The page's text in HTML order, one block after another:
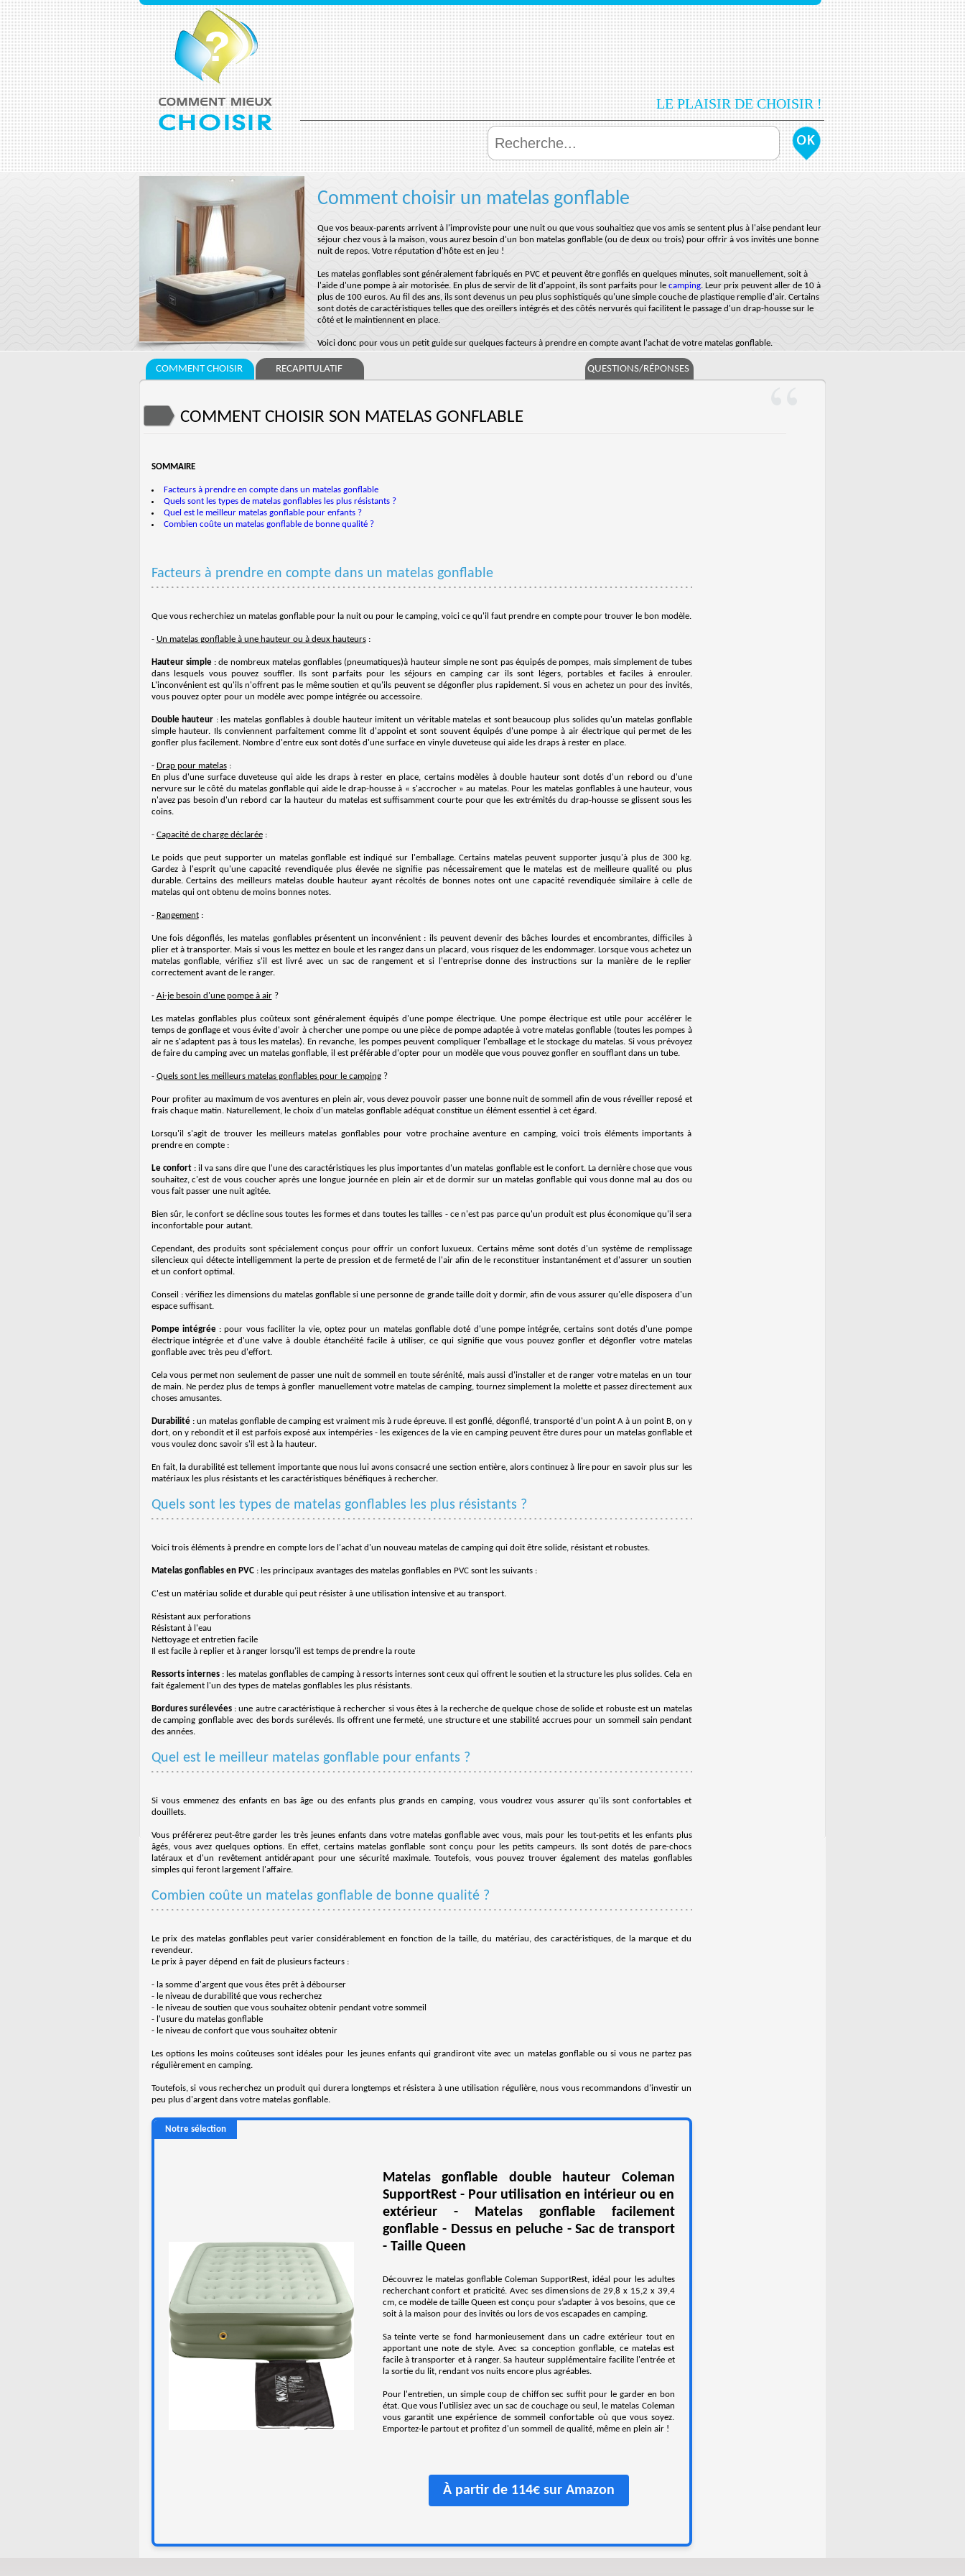
LE PLAISIR DE CHOISIR !
Comment choisir un matelas gonflable
Que vos beaux-parents arrivent à l'improviste pour une nuit ou que vous souhaitiez que vos amis se sentent plus à l'aise pendant leur
séjour chez vous à la maison, vous aurez besoin d'un bon matelas gonflable (ou de deux ou trois) pour offrir à vos invités une bonne
nuit de repos. Votre réputation d'hôte est en jeu !
Les matelas gonflables sont généralement fabriqués en PVC et peuvent être gonflés en quelques minutes, soit manuellement, soit à
l'aide d'une pompe à air motorisée. En plus de servir de lit d'appoint, ils sont parfaits pour le camping. Leur prix peuvent aller de 10 à
plus de 100 euros. Au fil des ans, ils sont devenus un peu plus sophistiqués qu'une simple couche de plastique remplie d'air. Certains
sont dotés de caractéristiques telles que des oreillers intégrés et des côtés nervurés qui facilitent le passage d'un drap-housse sur le
côté et le maintiennent en place.
Voici donc pour vous un petit guide sur quelques facteurs à prendre en compte avant l'achat de votre matelas gonflable.
COMMENT CHOISIR RECAPITULATIF QUESTIONS/RÉPONSES
COMMENT CHOISIR SON MATELAS GONFLABLE
SOMMAIRE
Facteurs à prendre en compte dans un matelas gonflable
Quels sont les types de matelas gonflables les plus résistants ?
Quel est le meilleur matelas gonflable pour enfants ?
Combien coûte un matelas gonflable de bonne qualité ?
Facteurs à prendre en compte dans un matelas gonflable
Que vous recherchiez un matelas gonflable pour la nuit ou pour le camping, voici ce qu'il faut prendre en compte pour trouver le bon modèle.
- Un matelas gonflable à une hauteur ou à deux hauteurs:
Hauteur simple: de nombreux matelas gonflables (pneumatiques)à hauteur simple ne sont pas équipés de pompes, mais simplement de tubes
dans lesquels vous pouvez souffler. Ils sont parfaits pour les séjours en camping car ils sont légers, portables et faciles à enrouler.
L'inconvénient est qu'ils n'offrent pas le même soutien et qu'ils peuvent se dégonfler plus rapidement. Si vous en achetez un pour des invités,
vous pouvez opter pour un modèle avec pompe intégrée ou accessoire.
Double hauteur : les matelas gonflables à double hauteur imitent un véritable matelas et sont beaucoup plus solides qu'un matelas gonflable
simple hauteur. Ils conviennent parfaitement comme lit d'appoint et sont souvent équipés d'une pompe à air électrique qui permet de les
gonfler plus facilement. Nombre d'entre eux sont dotés d'une surface en vinyle duveteuse qui aide les draps à rester en place.
- Drap pour matelas:
En plus d'une surface duveteuse qui aide les draps à rester en place, certains modèles à double hauteur sont dotés d'un rebord ou d'une
nervure sur le côté du matelas gonflable qui aide le drap-housse à « s'accrocher » au matelas. Pour les matelas gonflables à une hauteur, vous
n'avez pas besoin d'un rebord car la hauteur du matelas est suffisamment courte pour que les extrémités du drap-housse se glissent sous les
coins.
- Capacité de charge déclarée:
Le poids que peut supporter un matelas gonflable est indiqué sur l'emballage. Certains matelas peuvent supporter jusqu'à plus de 300 kg.
Gardez à l'esprit qu'une capacité revendiquée plus élevée ne signifie pas nécessairement que le matelas est de meilleure qualité ou plus
durable. Certains des meilleurs matelas double hauteur ayant récoltés de bonnes notes ont une capacité revendiquée similaire à celle de
matelas qui ont obtenu de moins bonnes notes.
- Rangement:
Une fois dégonflés, les matelas gonflables présentent un inconvénient : ils peuvent devenir des bâches lourdes et encombrantes, difficiles à
plier et à transporter. Mais si vous les mettez en boule et les rangez dans un placard, vous risquez de les endommager. Lorsque vous achetez un
matelas gonflable, vérifiez s'il est livré avec un sac de rangement et si l'entreprise donne des instructions sur la manière de le replier
correctement avant de le ranger.
- Ai-je besoin d'une pompe à air?
Les matelas gonflables plus coûteux sont généralement équipés d'une pompe électrique. Une pompe électrique est utile pour accélérer le
temps de gonflage et vous évite d'avoir à chercher une pompe ou une pièce de pompe adaptée à votre matelas gonflable (toutes les pompes à
air ne s'adaptent pas à tous les matelas). En revanche, les pompes peuvent compliquer l'emballage et le stockage du matelas. Si vous prévoyez
de faire du camping avec un matelas gonflable, il est préférable d'opter pour un modèle que vous pouvez gonfler en soufflant dans un tube.
- Quels sont les meilleurs matelas gonflables pour le camping?
Pour profiter au maximum de vos aventures en plein air, vous devez pouvoir passer une bonne nuit de sommeil afin de vous réveiller reposé et
frais chaque matin. Naturellement, le choix d'un matelas gonflable adéquat constitue un élément essentiel à cet égard.
Lorsqu'il s'agit de trouver les meilleurs matelas gonflables pour votre prochaine aventure en camping, voici trois éléments importants à
prendre en compte :
Le confort: il va sans dire que l'une des caractéristiques les plus importantes d'un matelas gonflable est le confort. La dernière chose que vous
souhaitez, c'est de vous coucher après une longue journée en plein air et de dormir sur un matelas gonflable qui vous donne mal au dos ou
vous fait passer une nuit agitée.
Bien sûr, le confort se décline sous toutes les formes et dans toutes les tailles - ce n'est pas parce qu'un produit est plus économique qu'il sera
inconfortable pour autant.
Cependant, des produits sont spécialement conçus pour offrir un confort luxueux. Certains même sont dotés d'un système de remplissage
silencieux qui détecte intelligemment la perte de pression et de fermeté de l'air afin de le reconstituer instantanément et d'assurer un soutien
et un confort optimal.
Conseil : vérifiez les dimensions du matelas gonflable si une personne de grande taille doit y dormir, afin de vous assurer qu'elle disposera d'un
espace suffisant.
Pompe intégrée: pour vous faciliter la vie, optez pour un matelas gonflable doté d'une pompe intégrée, certains sont dotés d'une pompe
électrique intégrée et d'une valve à double étanchéité facile à utiliser, ce qui signifie que vous pouvez gonfler et dégonfler votre matelas
gonflable avec très peu d'effort.
Cela vous permet non seulement de passer une nuit de sommeil en toute sérénité, mais aussi d'installer et de ranger votre matelas en un tour
de main. Ne perdez plus de temps à gonfler manuellement votre matelas de camping, tournez simplement la molette et passez directement aux
choses amusantes.
Durabilité: un matelas gonflable de camping est vraiment mis à rude épreuve. Il est gonflé, dégonflé, transporté d'un point A à un point B, on y
dort, on y rebondit et il est parfois exposé aux intempéries - les exigences de la vie en camping peuvent être dures pour un matelas gonflable et
vous voulez donc savoir s'il est à la hauteur.
En fait, la durabilité est tellement importante que nous lui avons consacré une section entière, alors continuez à lire pour en savoir plus sur les
matériaux les plus résistants et les caractéristiques bénéfiques à rechercher.
Quels sont les types de matelas gonflables les plus résistants ?
Voici trois éléments à prendre en compte lors de l'achat d'un nouveau matelas de camping qui doit être solide, résistant et robustes.
Matelas gonflables en PVC: les principaux avantages des matelas gonflables en PVC sont les suivants :
C'est un matériau solide et durable qui peut résister à une utilisation intensive et au transport.
Résistant aux perforations
Résistant à l'eau
Nettoyage et entretien facile
Il est facile à replier et à ranger lorsqu'il est temps de prendre la route
Ressorts internes: les matelas gonflables de camping à ressorts internes sont ceux qui offrent le soutien et la structure les plus solides. Cela en
fait également l'un des types de matelas gonflables les plus résistants.
Bordures surélevées: une autre caractéristique à rechercher si vous êtes à la recherche de quelque chose de solide et robuste est un matelas
de camping gonflable avec des bords surélevés. Ils offrent une fermeté, une structure et une stabilité accrues pour un sommeil sain pendant
des années.
Quel est le meilleur matelas gonflable pour enfants ?
Si vous emmenez des enfants en bas âge ou des enfants plus grands en camping, vous voudrez vous assurer qu'ils sont confortables et
douillets.
Vous préférerez peut-être garder les très jeunes enfants dans votre matelas gonflable avec vous, mais pour les tout-petits et les enfants plus
âgés, vous avez quelques options. En effet, certains matelas gonflable sont conçu pour les petits campeurs. Ils sont dotés de pare-chocs
latéraux et d'un revêtement antidérapant pour une sécurité maximale. Toutefois, vous pouvez trouver également des matelas gonflables
simples qui feront largement l'affaire.
Combien coûte un matelas gonflable de bonne qualité ?
Le prix des matelas gonflables peut varier considérablement en fonction de la taille, du matériau, des caractéristiques, de la marque et du
revendeur.
Le prix à payer dépend en fait de plusieurs facteurs :
- la somme d'argent que vous êtes prêt à débourser
- le niveau de durabilité que vous recherchez
- le niveau de soutien que vous souhaitez obtenir pendant votre sommeil
- l'usure du matelas gonflable
- le niveau de confort que vous souhaitez obtenir
Les options les moins coûteuses sont idéales pour les jeunes enfants qui grandiront vite avec un matelas gonflable ou si vous ne partez pas
régulièrement en camping.
Toutefois, si vous recherchez un produit qui durera longtemps et résistera à une utilisation régulière, nous vous recommandons d'investir un
peu plus d'argent dans votre matelas gonflable.
Notre sélection
Matelas gonflable double hauteur Coleman
SupportRest - Pour utilisation en intérieur ou en
extérieur - Matelas gonflable facilement
gonflable - Dessus en peluche - Sac de transport
- Taille Queen
Découvrez le matelas gonflable Coleman SupportRest, idéal pour les adultes
recherchant confort et praticité. Avec ses dimensions de 29,8 x 15,2 x 39,4
cm, ce modèle de taille Queen est conçu pour s’adapter à vos besoins, que ce
soit à la maison pour des invités ou lors de vos escapades en camping.
Sa teinte verte se fond harmonieusement dans un cadre extérieur tout en
apportant une note de style. Avec sa conception gonflable, ce matelas est
facile à transporter et à ranger. Sa hauteur supplémentaire facilite l'entrée et
la sortie du lit, rendant vos nuits encore plus agréables.
Pour l'entretien, un simple coup de chiffon sec suffit pour le garder en bon
état. Que vous l'utilisiez avec un sac de couchage ou seul, le matelas Coleman
vous garantit une expérience de sommeil confortable où que vous soyez.
Emportez-le partout et profitez d'un sommeil de qualité, même en plein air !
À partir de 114€ sur Amazon